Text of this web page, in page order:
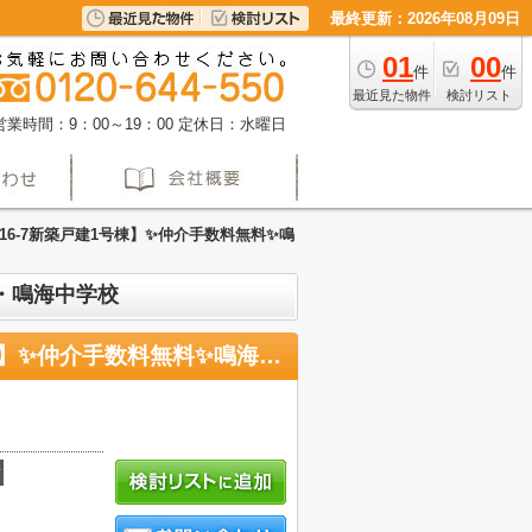
最終更新：2026年08月09日
01件
最近見た物件
00件
検討リスト
業時間：9：00～19：00 定休日：水曜日
7新築戸建1号棟】✨️仲介手数料無料✨️鳴
鳴海中学校
【名古屋市緑区鳴海町字上中町16-7新築戸建1号棟】✨️仲介手数料無料✨️鳴海小学校・鳴海中学校